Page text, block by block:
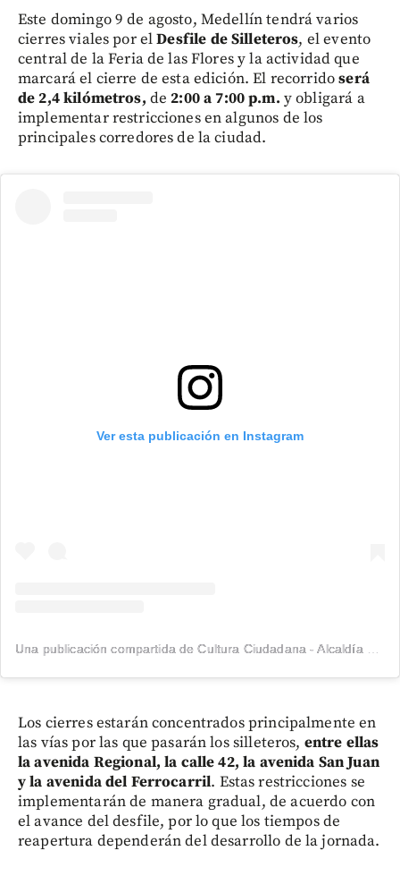
Este domingo 9 de agosto, Medellín tendrá varios
cierres viales por elDesfile de Silleteros, el evento
central de la Feria de las Flores y la actividad que
marcará el cierre de esta edición. El recorridoserá
de 2,4 kilómetros, de2:00 a 7:00 p.m. y obligará a
implementar restricciones en algunos de los
principales corredores de la ciudad.
Ver esta publicación en Instagram
Los cierres estarán concentrados principalmente en
las vías por las que pasarán los silleteros, entre ellas
la avenida Regional, la calle 42, la avenida San Juan
y la avenida del Ferrocarril. Estas restricciones se
implementarán de manera gradual, de acuerdo con
el avance del desfile, por lo que los tiempos de
reapertura dependerán del desarrollo de la jornada.